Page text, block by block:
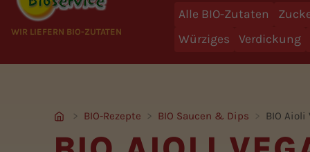
WIR LIEFERN BIO-ZUTATEN
Alle BIO-Zutaten
Würziges
Verdickung
BIO-Rezepte BIO Saucen & Dips BIO Aioli